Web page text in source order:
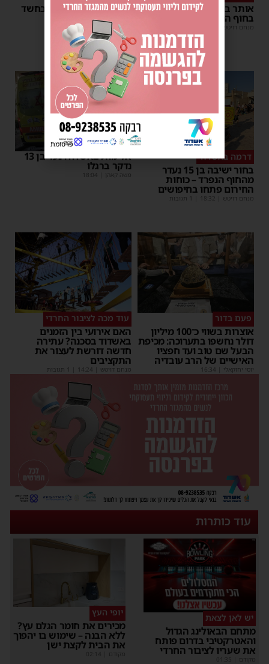
אותר בחור הישיבה שנעדר
בחוף הנפרד באשדוד
מנחם דויטש
המשטרה עצרה קטין בחשד
שדקר נער באשדוד
משה קאהן 21:59
דרמה באשדוד
בחור ישיבה בן 15 נעדר
מהחוף הנפרד – כוחות
החירום פתחו בחיפושים
מנחם דויטש 18:32
אלימות באשדוד: נער בן 13
נדקר ברגלו
משה קאהן
פעם בדור
אוצרות בשווי כ־100 מיליון
דולר נחשפו בתערוכה: מכיפת
הבעל שם טוב ועד חפציו
האישיים של הרב עובדיה
יוסי יחזקאלי 16:34
עוד מכה לציבור החרדי
האם אירועי בין הזמנים
באשדוד בסכנה? עתירה
חדשה דורשת לעצור את
התקציבים
מנחם דויטש 14:24
עוד כותרות
יש לאן לצאת
מתחם הבאולינג הגדול
והאטרקטיבי בדרום פותח
את שעריו לציבור החרדי
מקודם
יופי העץ
מכירים את חומר הגלם עץ?
ללא הבנה – שימוש בו יהפוך
את הבית לקצת ישן
מקודם
פרסומת